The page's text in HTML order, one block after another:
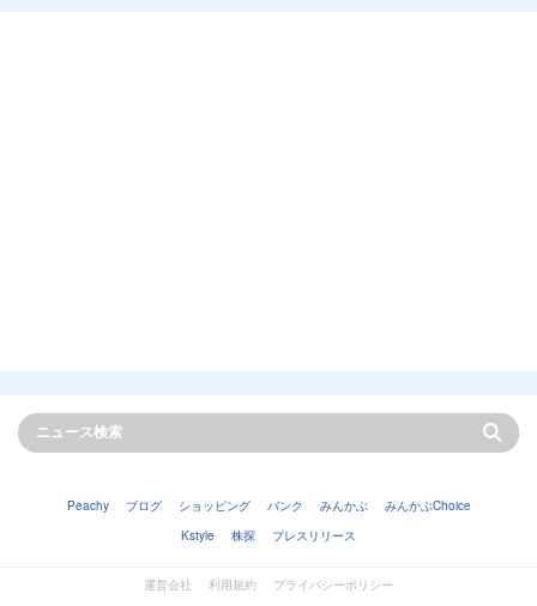
Peachy ブログ ショッピング バンク みんかぶ
みんかぶChoice
Kstyle
株探 プレスリリース
運営会社 利用規約
プライバシーポリシー